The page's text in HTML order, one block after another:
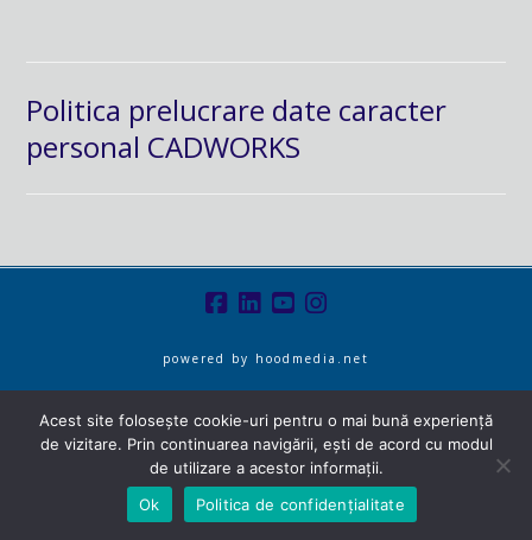
Politica prelucrare date caracter
personal CADWORKS
powered by hoodmedia.net
Acest site folosește cookie-uri pentru o mai bună experiență
de vizitare. Prin continuarea navigării, ești de acord cu modul
de utilizare a acestor informații.
Ok
Politica de confidențialitate